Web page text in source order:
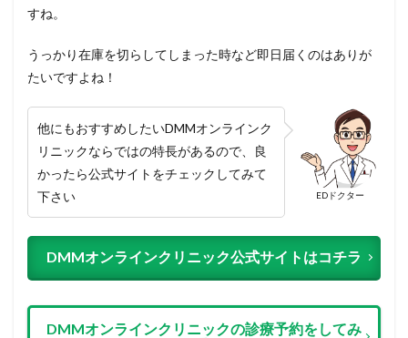
すね。
うっかり在庫を切らしてしまった時など即日届くのはありが
たいですよね！
EDドクター
他にもおすすめしたいDMMオンラインク
リニックならではの特長があるので、良
かったら公式サイトをチェックしてみて
下さい
DMMオンラインクリニック公式サイトはコチラ
DMMオンラインクリニックの診療予約をしてみ